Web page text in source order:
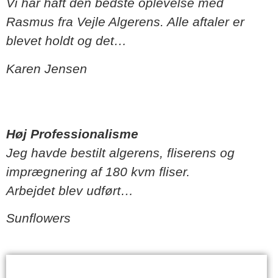
Vi har haft den bedste oplevelse med
Rasmus fra Vejle Algerens. Alle aftaler er
blevet holdt og det…
Karen Jensen
Høj Professionalisme
Jeg havde bestilt algerens, fliserens og
imprægnering af 180 kvm fliser.
Arbejdet blev udført…
Sunflowers